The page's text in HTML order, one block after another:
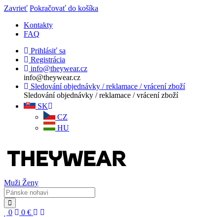
Zavrieť Pokračovať do košíka
Kontakty
FAQ
Prihlásiť sa
Registrácia
info@theywear.cz
info@theywear.cz
Sledování objednávky / reklamace / vrácení zboží
Sledování objednávky / reklamace / vrácení zboží
SK
CZ
HU
Muži Ženy
0 0 €